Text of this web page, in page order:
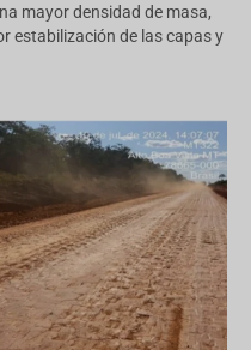
mayor densidad de masa,
estabilización de las capas y